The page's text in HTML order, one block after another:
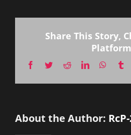
Share This Story,
Facebook
TwitterRedditLinkedIn
About the Author: